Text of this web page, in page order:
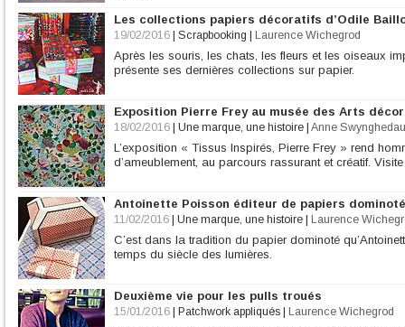
Les collections papiers décoratifs d’Odile
19/02/2016 Scrapbooking Laurence Wichegrod
Après les souris, les chats, les fleurs et les oiseaux
présente ses dernières collections sur papier.
Exposition Pierre Frey au musée des Arts
18/02/2016 Une marque, une histoire Anne
L’exposition « Tissus Inspirés, Pierre Frey » rend
d’ameublement, au parcours rassurant et créatif.
Antoinette Poisson éditeur de papiers
11/02/2016 Une marque, une histoire Laurence
C’est dans la tradition du papier dominoté
temps du siècle des lumières.
Deuxième vie pour les pulls troués
15/01/2016 Patchwork appliqués Laurence Wichegrod